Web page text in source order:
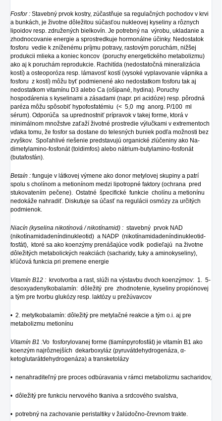
Fosfor : Stavebný prvok kostry, zúčastňuje sa regulačných pochodov v krvi
a bunkách, je životne dôležitou súčasťou nukleovej kyseliny a rôznych
lipoidov resp. združených bielkovín. Je potrebný na výrobu, ukladanie a
zhodnocovanie energie a sprostredkuje hormonálne účinky. Nedostatok
fosforu vedie k zníženému príjmu potravy, rastovým poruchám, nižšej
produkcii mlieka a koniec koncov (poruchy energetického metabolizmu)
ako aj k poruchám reprodukcie. Rachitída (nedostatočná mineralizácia
kostí) a osteoporóza resp. lámavosť kostí (vysoké vyplavovanie vápnika a
fosforu z kostí) môžu byť podmienené ako nedostatkom fosforu tak aj
nedostatkom vitamínu D3 alebo Ca (ošípané, hydina). Poruchy
hospodárenia s kyselinami a zásadami (napr. pri acidóze) resp. pôrodná
paréza môžu spôsobiť hypofosfatémiu (< 5,0 mg anorg. P/100 ml
sérum). Odporúča sa uprednostniť prípravok v takej forme, ktorá v
minimálnom množstve zaťaží životné prostredie výlučkami v extrementoch
vďaka tomu, že fosfor sa dostane do telesných buniek podľa možnosti bez
zvyškov. Spoľahlivé riešenie predstavujú organické zlúčeniny ako Na-
dimetylamino-fosfonát (toldimfos) alebo nátrium-butylamino-fosfonát
(butafosfán).
Betaín : funguje v látkovej výmene ako donor metylovej skupiny a patrí
spolu s cholínom a metionínom medzi lipotropné faktory (ochrana pred
stukovatením pečene). Ostatné špecifické funkcie cholínu a metionínu
nedokáže nahradiť. Diskutuje sa účasť na regulácii osmózy za určitých
podmienok.
Niacín (kyselina nikotínová / nikotínamid) : stavebný prvok NAD
(nikotínamidadeníndinukleotid) a NADP (nikotínamidadeníndinukleotid-
fosfát), ktoré sa ako koenzýmy prenášajúce vodík podieľajú na životne
dôležitých metabolických reakciách (sacharidy, tuky a aminokyseliny),
kľúčová funkcia pri premene energie
Vitamín B12 : krvotvorba a rast, slúži na výstavbu dvoch koenzýmov: 1. 5-
desoxyadenylkobalamín: dôležitý pre zhodnotenie, kyseliny propiónovej
a tým pre tvorbu glukózy resp. laktózy u prežúvavcov
• 2. metylkobalamín: dôležitý pre metylačné reakcie a tým o.i. aj pre
metabolizmu metionínu
Vitamín B1 :Vo fosforylovanej forme (tiamínpyrofosfát) je vitamín B1 ako
koenzým najrôznejších dekarboxyláz (pyruvátdehydrogenáza, α-
ketoglutarátdehydrogenáza) a transketolázy
• nenahraditeľný pre proces odbúravania v rámci metabolizmu sacharidov,
• dôležitý pre funkciu nervového tkaniva a srdcového svalstva,
• potrebný na zachovanie peristaltiky v žalúdočno-črevnom trakte.